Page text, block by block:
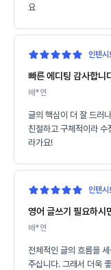
요
인텐시
빠른 에디팅 감사합니
배*연
글의 핵심이 더 잘 드러
친절하고 구체적이라
라가요!
인텐시
영어 글쓰기 필요하시
배*연
전체적인 글의 흐름을
주십니다. 그래서 더욱